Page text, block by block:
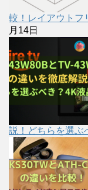
較！レイアウトフ
月14日
説！どちらを選ぶ